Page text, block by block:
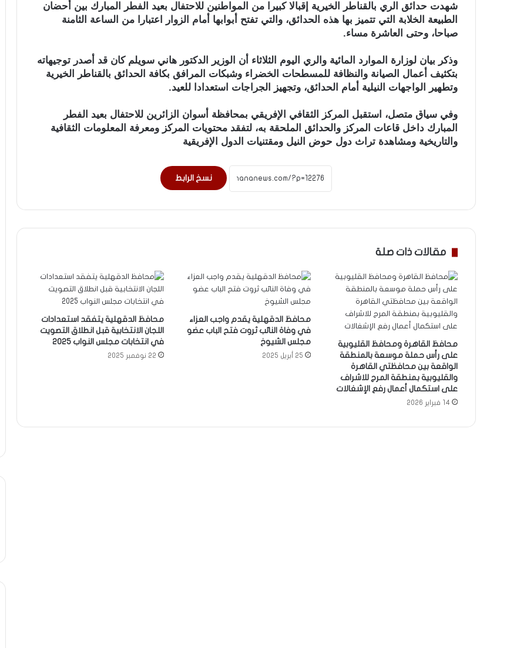
شهدت حدائق الري بالقناطر الخيرية إقبالا كبيرا من المواطنين للاحتفال بعيد الفطر المبارك بين أحضان
الطبيعة الخلابة التي تتميز بها هذه الحدائق، والتي تفتح أبوابها أمام الزوار اعتبارا من الساعة الثامنة
صباحا، وحتى العاشرة مساء.
وذكر بيان لوزارة الموارد المائية والري اليوم الثلاثاء أن الوزير الدكتور هاني سويلم كان قد أصدر توجيهاته
بتكثيف أعمال الصيانة والنظافة للمسطحات الخضراء وشبكات المرافق بكافة الحدائق بالقناطر الخيرية
وتطهير الواجهات النيلية أمام الحدائق، وتجهيز الجراجات استعدادا للعيد.
وفي سياق متصل، استقبل المركز الثقافي الإفريقي بمحافظة أسوان الزائرين للاحتفال بعيد الفطر
المبارك داخل قاعات المركز والحدائق الملحقة به، لتفقد محتويات المركز ومعرفة المعلومات الثقافية
والتاريخية ومشاهدة تراث دول حوض النيل ومقتنيات الدول الإفريقية
نسخ الرابط
مقالات ذات صلة
محافظ القاهرة ومحافظ القليوبية
على رأس حملة موسعة بالمنطقة
الواقعة بين محافظتي القاهرة
والقليوبية بمنطقة المرج للاشراف
على استكمال أعمال رفع الإشغالات
14 فبراير 2026
محافظ الدقهلية يقدم واجب العزاء
في وفاة النائب ثروت فتح الباب عضو
مجلس الشيوخ
25 أبريل 2025
محافظ الدقهلية يتفقد استعدادات
اللجان الانتخابية قبل انطلاق التصويت
في انتخابات مجلس النواب 2025
22 نوفمبر 2025